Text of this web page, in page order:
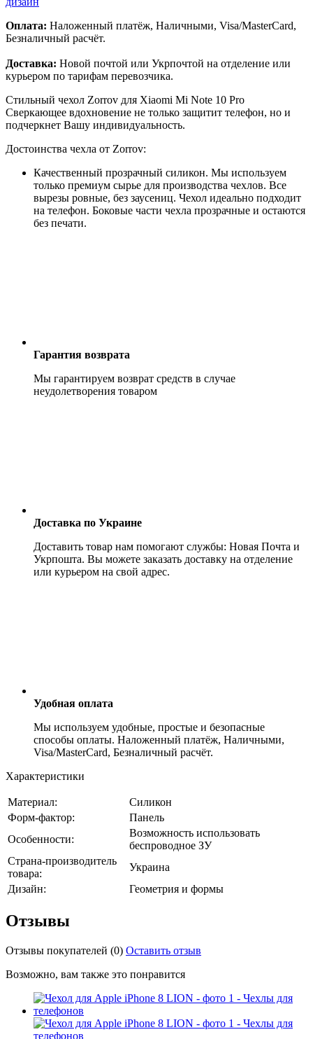
Оплата: Наложенный платёж, Наличными, Visa/MasterCard,
Безналичный расчёт.
Доставка: Новой почтой или Укрпочтой на отделение или
курьером по тарифам перевозчика.
Стильный чехол Zorrov для Xiaomi Mi Note 10 Pro
Сверкающее вдохновение не только защитит телефон, но и
подчеркнет Вашу индивидуальность.
Достоинства чехла от Zorrov:
Качественный прозрачный силикон. Мы используем
только премиум сырье для производства чехлов. Все
вырезы ровные, без заусениц. Чехол идеально подходит
на телефон. Боковые части чехла прозрачные и остаются
без печати.
Гарантия возврата
Мы гарантируем возврат средств в случае
неудолетворения товаром
Доставка по Украине
Доставить товар нам помогают службы: Новая Почта и
Укрпошта. Вы можете заказать доставку на отделение
или курьером на свой адрес.
Удобная оплата
Мы используем удобные, простые и безопасные
способы оплаты. Наложенный платёж, Наличными,
Visa/MasterCard, Безналичный расчёт.
Характеристики
Материал:
Силикон
Форм-фактор:
Панель
Особенности:
Возможность использовать
беспроводное ЗУ
Страна-производитель
товара:
Украина
Дизайн:
Геометрия и формы
Отзывы
Отзывы покупателей (0) Оставить отзыв
Возможно, вам также это понравится